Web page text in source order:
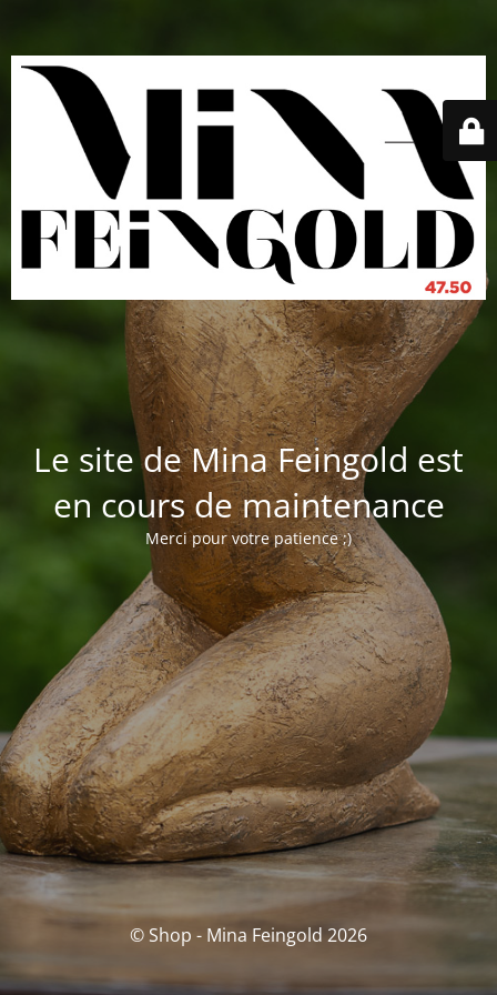
Le site de Mina Feingold est
en cours de maintenance
Merci pour votre patience ;)
© Shop - Mina Feingold 2026